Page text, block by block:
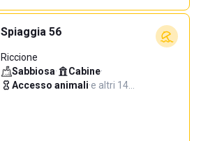
Spiaggia 56
Riccione
Sabbiosa· Cabine·
Accesso animali·e altri 14…